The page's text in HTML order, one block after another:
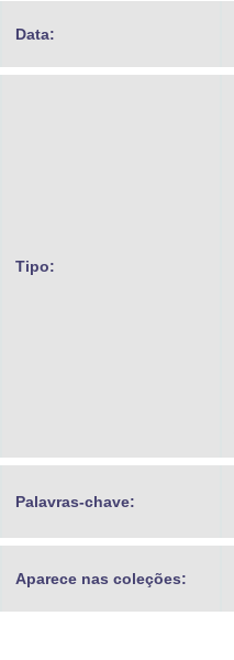
Data:
Tipo:
Palavras-chave:
Aparece nas coleções: